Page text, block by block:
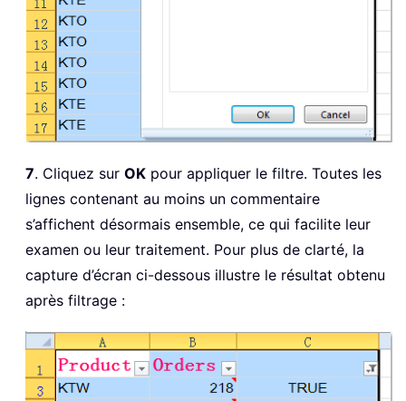
7. Cliquez sur OK pour appliquer le filtre. Toutes les
lignes contenant au moins un commentaire
s’affichent désormais ensemble, ce qui facilite leur
examen ou leur traitement. Pour plus de clarté, la
capture d’écran ci-dessous illustre le résultat obtenu
après filtrage :